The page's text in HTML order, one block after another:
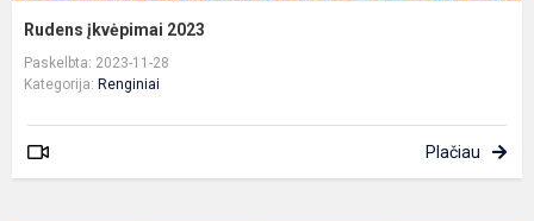
Rudens įkvėpimai 2023
Paskelbta: 2023-11-28
Kategorija: Renginiai
Plačiau